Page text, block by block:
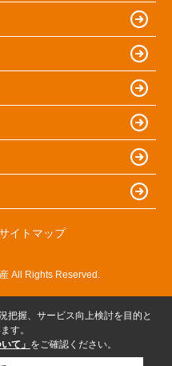
イトマップ
All Rights Reserved.
把握、サービス向上検討を目的と
す。
て」 をご確認ください。